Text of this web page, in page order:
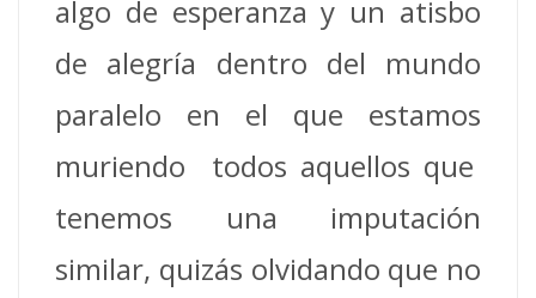
algo de esperanza y un atisbo
de alegría dentro del mundo
paralelo en el que estamos
muriendo todos aquellos que
tenemos una imputación
similar, quizás olvidando que no